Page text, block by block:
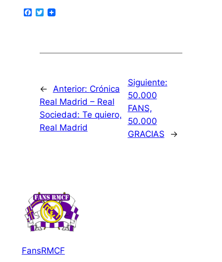
Facebook
Twitter
← Anterior: Crónica
Real Madrid – Real
Sociedad: Te quiero,
Real Madrid
Siguiente:
50.000
FANS,
50.000
GRACIAS
→
FansRMCF